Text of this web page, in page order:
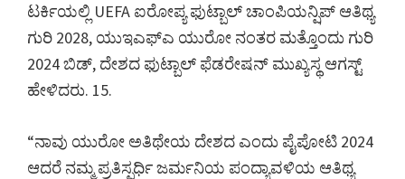
ವೆಂಬ್ಲಿ
ಲಂಡನ್,
ಮ್ಯಾಂಚೆಸ್ಟರ್,
ಕಾರ್ಡಿಫ್,
ಪಾರ್ಕ್
ಟರ್ಕಿಯಲ್ಲಿ UEFA ಐರೋಪ್ಯ ಫುಟ್ಬಾಲ್ ಚಾಂಪಿಯನ್ಷಿಪ್ ಆತಿಥ್ಯ
ಗುರಿ 2028, ಯುಇಎಫ್ಎ ಯುರೋ ನಂತರ ಮತ್ತೊಂದು ಗುರಿ
2024 ಬಿಡ್, ದೇಶದ ಫುಟ್ಬಾಲ್ ಫೆಡರೇಷನ್ ಮುಖ್ಯಸ್ಥ ಆಗಸ್ಟ್
ಹೇಳಿದರು. 15.
“ನಾವು ಯುರೋ ಅತಿಥೇಯ ದೇಶದ ಎಂದು ಪೈಪೋಟಿ 2024
ಆದರೆ ನಮ್ಮ ಪ್ರತಿಸ್ಪರ್ಧಿ ಜರ್ಮನಿಯ ಪಂದ್ಯಾವಳಿಯ ಆತಿಥ್ಯ